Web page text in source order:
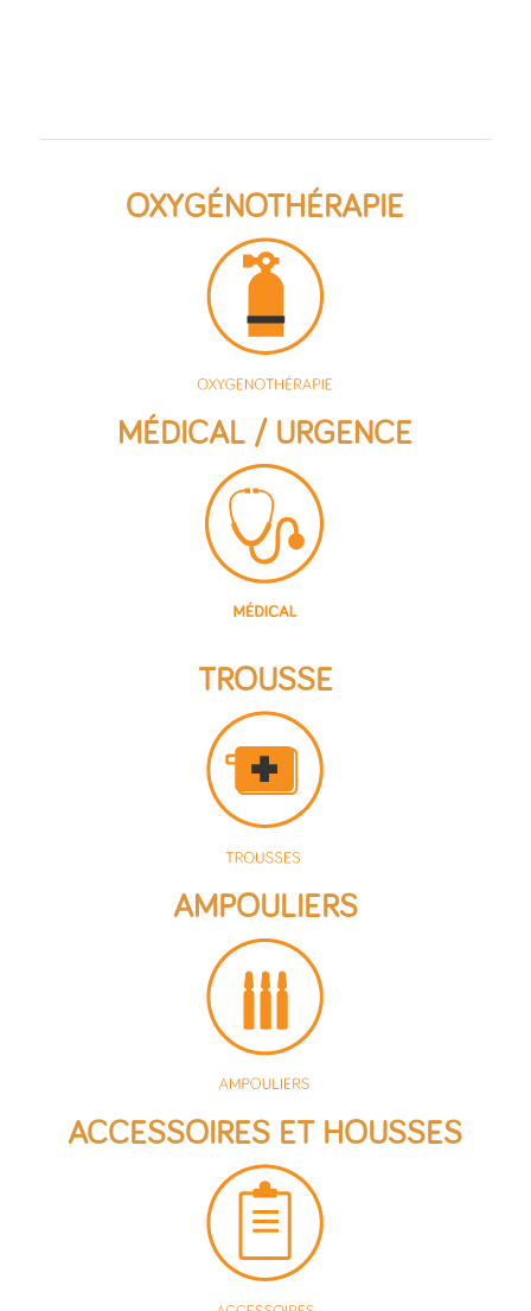
OXYGÉNOTHÉRAPIE
MÉDICAL / URGENCE
TROUSSE
AMPOULIERS
ACCESSOIRES ET HOUSSES